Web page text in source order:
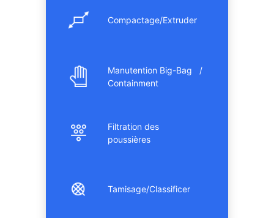
Compactage/Extruder
Manutention Big-Bag /
Containment
Filtration des
poussières
Tamisage/Classificer